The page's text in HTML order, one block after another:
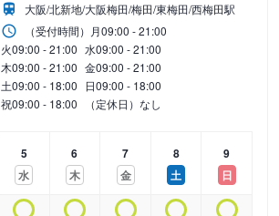
大阪/北新地/大阪梅田/梅田/東梅田/西梅田駅
（受付時間） 月09:00 - 21:00
火09:00 - 21:00 水09:00 - 21:00
木09:00 - 21:00 金09:00 - 21:00
土09:00 - 18:00 日09:00 - 18:00
祝09:00 - 18:00 （定休日）なし
5
水
6
木
7
金
8
土
9
日